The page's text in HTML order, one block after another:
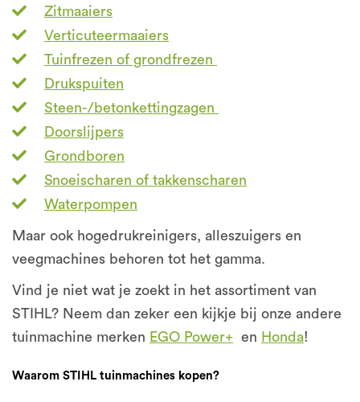
Zitmaaiers
Verticuteermaaiers
Tuinfrezen of grondfrezen
Drukspuiten
Steen-/betonkettingzagen
Doorslijpers
Grondboren
Snoeischaren of takkenscharen
Waterpompen
Maar ook hogedrukreinigers, alleszuigers en
veegmachines behoren tot het gamma.
Vind je niet wat je zoekt in het assortiment van
STIHL? Neem dan zeker een kijkje bij onze andere
tuinmachine merken EGO Power+ en Honda!
Waarom STIHL tuinmachines kopen?